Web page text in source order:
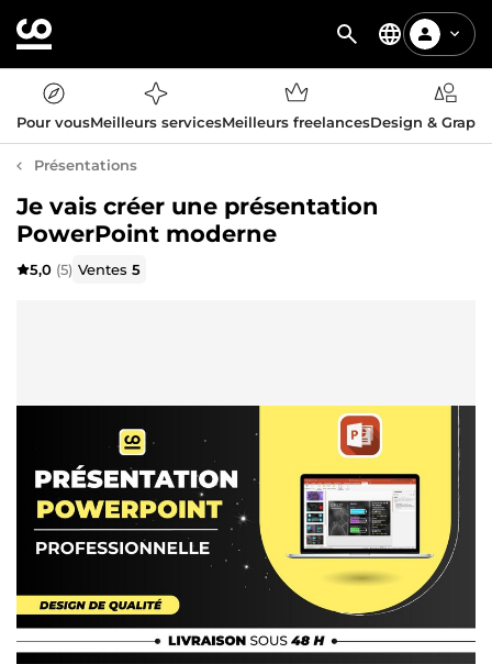
Pour vousMeilleurs servicesMeilleurs freelancesDesign &
Présentations
Je vais créer une présentation
PowerPoint moderne
5,0 (5) Ventes5